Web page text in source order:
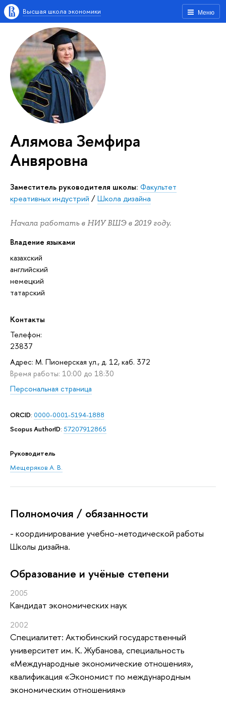
Меню
Высшая школа экономики
Алямова Земфира
Анвяровна
Заместитель руководителя школы: Факультет
креативных индустрий /Школа дизайна
Начала работать в НИУ ВШЭ в 2019 году.
Владение языками
казахский
английский
немецкий
татарский
Контакты
Телефон:
23837
Адрес: М. Пионерская ул., д. 12, каб. 372
Время работы: 10:00 до 18:30
Персональная страница
ORCID: 0000-0001-5194-1888
Scopus AuthorID: 57207912865
Руководитель
Мещеряков А. В.
Полномочия / обязанности
- координирование учебно-методической работы
Школы дизайна.
Oбразование и учёные степени
2005
Кандидат экономических наук
2002
Специалитет: Актюбинский государственный
университет им. К. Жубанова, специальность
«Международные экономические отношения»,
квалификация «Экономист по международным
экономическим отношениям»